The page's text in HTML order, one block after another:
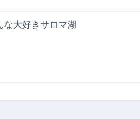
な大好きサロマ湖